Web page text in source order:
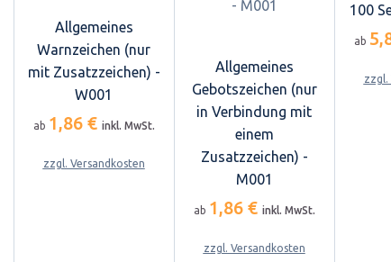
Allgemeines
Warnzeichen (nur
mit Zusatzzeichen) -
W001
ab 1,86 € inkl. MwSt.
zzgl. Versandkosten
Allgemeines
Gebotszeichen (nur
in Verbindung mit
einem
Zusatzzeichen) -
M001
ab 1,86 € inkl. MwSt.
zzgl. Versandkosten
100
ab
zzgl.